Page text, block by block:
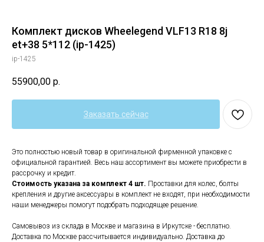
Комплект дисков Wheelegend VLF13 R18 8j
et+38 5*112 (ip-1425)
ip-1425
55900,00 р.
Заказать сейчас
Это полностью новый товар в оригинальной фирменной упаковке с
официальной гарантией. Весь наш ассортимент вы можете приобрести в
рассрочку и кредит.
Стоимость указана за комплект 4 шт. Проставки для колес, болты
крепления и другие аксессуары в комплект не входят, при необходимости
наши менеджеры помогут подобрать подходящее решение.
Самовывоз из склада в Москве и магазина в Иркутске - бесплатно.
Доставка по Москве рассчитывается индивидуально. Доставка до